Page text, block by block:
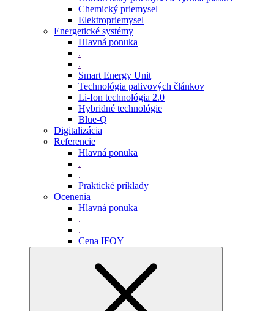
Chemický priemysel
Elektropriemysel
Energetické systémy
Hlavná ponuka
.
.
Smart Energy Unit
Technológia palivových článkov
Li-Ion technológia 2.0
Hybridné technológie
Blue-Q
Digitalizácia
Referencie
Hlavná ponuka
.
.
Praktické príklady
Ocenenia
Hlavná ponuka
.
.
Cena IFOY